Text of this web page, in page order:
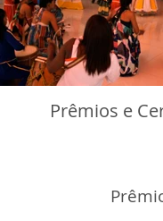
Prêmios e